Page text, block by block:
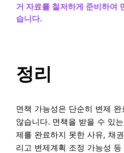
거 자료를 철저하게 준비하여
습니다.
정리
면책 가능성은 단순히 변제
않습니다. 면책을 받을 수 있
제를 완료하지 못한 사유, 채
리고 변제계획 조정 가능성